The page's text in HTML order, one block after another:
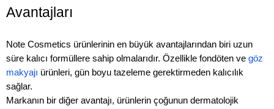
Avantajları
Note Cosmetics ürünlerinin en büyük avantajlarından biri uzun
süre kalıcı formüllere sahip olmalarıdır. Özellikle fondöten ve göz
makyajı ürünleri, gün boyu tazeleme gerektirmeden kalıcılık
sağlar.
Markanın bir diğer avantajı, ürünlerin çoğunun dermatolojik